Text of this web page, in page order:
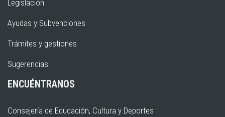
Legislación
Ayudas y Subvenciones
Trámites y gestiones
Sugerencias
ENCUÉNTRANOS
Consejería de Educación, Cultura y Deportes